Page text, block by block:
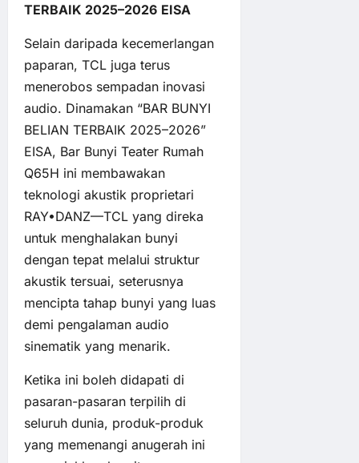
TERBAIK 2025–2026 EISA
Selain daripada kecemerlangan
paparan, TCL juga terus
menerobos sempadan inovasi
audio. Dinamakan “BAR BUNYI
BELIAN TERBAIK 2025–2026”
EISA, Bar Bunyi Teater Rumah
Q65H ini membawakan
teknologi akustik proprietari
RAY•DANZ—TCL yang direka
untuk menghalakan bunyi
dengan tepat melalui struktur
akustik tersuai, seterusnya
mencipta tahap bunyi yang luas
demi pengalaman audio
sinematik yang menarik.
Ketika ini boleh didapati di
pasaran-pasaran terpilih di
seluruh dunia, produk-produk
yang memenangi anugerah ini